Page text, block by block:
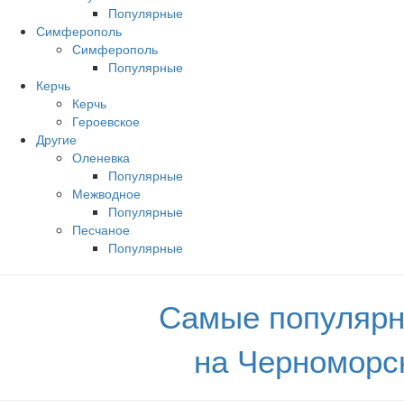
Популярные
Симферополь
Симферополь
Популярные
Керчь
Керчь
Героевское
Другие
Оленевка
Популярные
Межводное
Популярные
Песчаное
Популярные
Самые
на